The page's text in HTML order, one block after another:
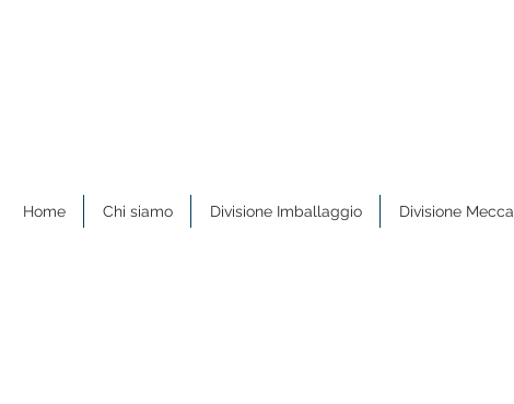
Home Chi siamo Divisione Imballaggio Divisione